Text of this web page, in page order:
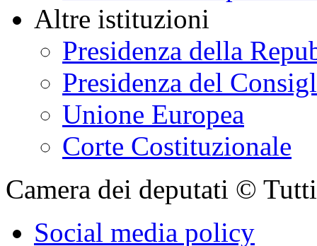
Altre istituzioni
Presidenza della
Presidenza del
Unione Europea
Corte Costituzionale
Camera dei deputati ©
Social media policy